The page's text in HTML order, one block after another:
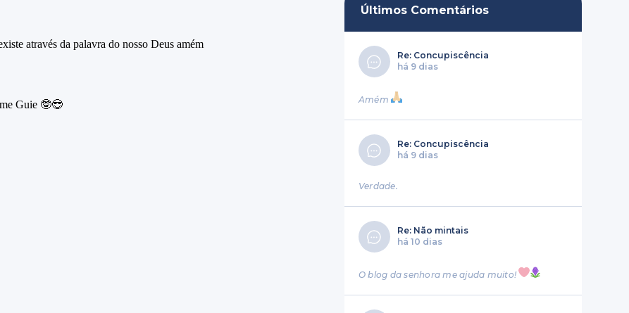
Últimos Comentários
Re: Concupiscência
há 9 dias
Amém
Re: Concupiscência
há 9 dias
Verdade.
Re: Não mintais
há 10 dias
O blog da senhora me ajuda muito!